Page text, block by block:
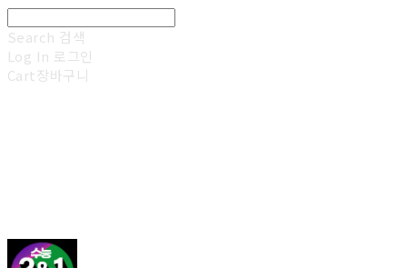
Search 검색
Log In 로그인
Cart장바구니